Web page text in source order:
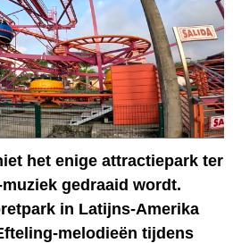
het enige attractiepark ter
gedraaid wordt.
in Latijns-Amerika
melodieën tijdens